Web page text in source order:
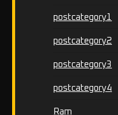
postcategory1
postcategory2
postcategory3
postcategory4
Ram